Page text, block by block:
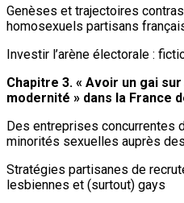
Genèses et trajectoires
homosexuels partisans
Investir l’arène électorale :
Chapitre 3. « Avoir un gai
modernité » dans la France
Des entreprises concurrentes
minorités sexuelles auprès
Stratégies partisanes de
lesbiennes et (surtout) gays